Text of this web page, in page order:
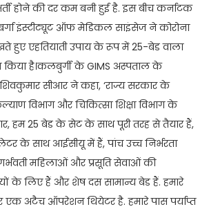
होने की दर कम बनी हुई है. इस बीच कर्नाटक
इंस्टीट्यूट ऑफ मेडिकल साइंसेज ने कोरोना
हुए एहतियाती उपाय के रूप में 25-बेड वाला
किया है।कलबुर्गी के GIMS अस्पताल के
शिवकुमार सीआर ने कहा, ‘राज्य सरकार के
विभाग और चिकित्सा शिक्षा विभाग के
हम 25 बेड के सेट के साथ पूरी तरह से तैयार हैं,
के साथ आईसीयू में हैं, पांच उच्च निर्भरता
महिलाओं और प्रसूति सेवाओं की
के लिए हैं और शेष दस सामान्य बेड हैं. हमारे
अटैच ऑपरेशन थियेटर है. हमारे पास पर्याप्त